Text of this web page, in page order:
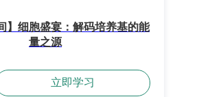
】细胞盛宴：解码培养基的能
量之源
立即学习